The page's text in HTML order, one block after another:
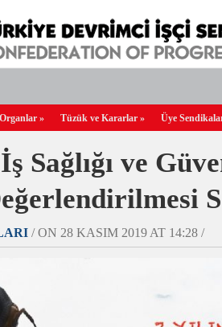
Organlar » Tüzük ve Kararlar » Üye
Sağlığı ve
/ ON 28 KASIM 2019 AT 14:28 /